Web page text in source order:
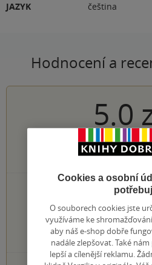
JAZYK
čeština
Hodnocení a
5.0
1hodnocení
1×
5
4
0×
3
0×
2
0×
1
Cookies a osobní
O souborech cookies jste
využíváme ke
aby náš e-shop dobře
nadále zlepšovat. Také
lepší a cílenější reklamu.